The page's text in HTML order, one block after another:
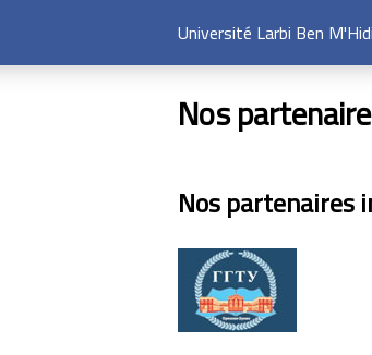
Université Larbi Ben
Nos
Nos partenaires